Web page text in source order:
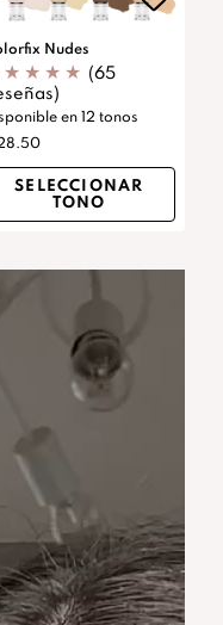
Nudes
(65
en 12 tonos
SELECCIONAR
TONO